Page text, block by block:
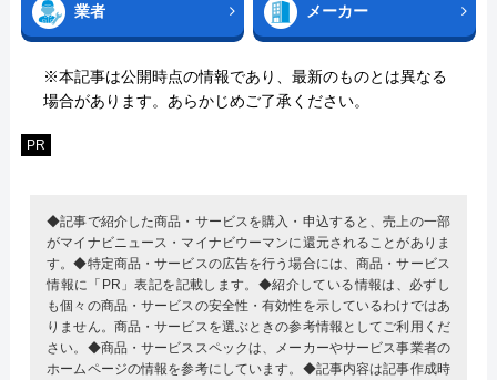
業者 メーカー
※本記事は公開時点の情報であり、最新のものとは異なる
場合があります。あらかじめご了承ください。
PR
◆記事で紹介した商品・サービスを購入・申込すると、売上の一部
がマイナビニュース・マイナビウーマンに還元されることがありま
す。◆特定商品・サービスの広告を行う場合には、商品・サービス
情報に「PR」表記を記載します。◆紹介している情報は、必ずし
も個々の商品・サービスの安全性・有効性を示しているわけではあ
りません。商品・サービスを選ぶときの参考情報としてご利用くだ
さい。◆商品・サービススペックは、メーカーやサービス事業者の
ホームページの情報を参考にしています。◆記事内容は記事作成時